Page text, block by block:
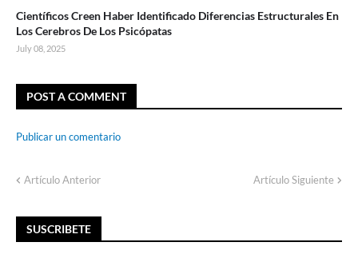
Científicos Creen Haber Identificado Diferencias Estructurales En
Los Cerebros De Los Psicópatas
July 08, 2025
POST A COMMENT
Publicar un comentario
Artículo Anterior Artículo Siguiente
SUSCRIBETE